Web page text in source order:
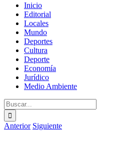
Inicio
Editorial
Locales
Mundo
Deportes
Cultura
Deporte
Economía
Jurídico
Medio Ambiente
Buscar:
Anterior Siguiente